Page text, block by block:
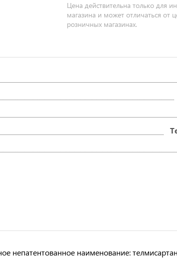
Цена действительна только для
магазина и может отличаться от
розничных магазинах.
непатентованное наименование: